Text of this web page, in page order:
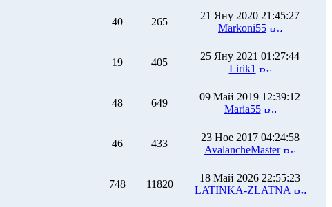
40 265
21 Яну 2020 21:45:27
Markoni55
19 405
25 Яну 2021 01:27:44
Lirik1
48 649
09 Май 2019 12:39:12
Maria55
46 433
23 Ное 2017 04:24:58
AvalancheMaster
748 11820
18 Май 2026 22:55:23
LATINKA-ZLATNA